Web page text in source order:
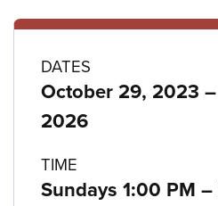
Program
details
DATES
October 29, 2023 –
2026
TIME
Sundays 1:00 PM –